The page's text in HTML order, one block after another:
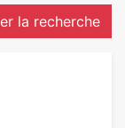
la recherche